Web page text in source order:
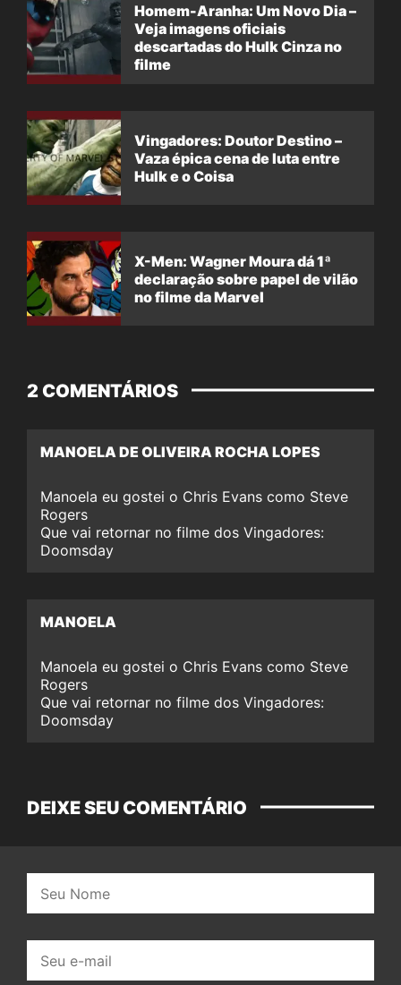
Homem-Aranha: Um Novo Dia –
Veja imagens oficiais
descartadas do Hulk Cinza no
filme
Vingadores: Doutor Destino –
Vaza épica cena de luta entre
Hulk e o Coisa
X-Men: Wagner Moura dá 1ª
declaração sobre papel de vilão
no filme da Marvel
2 COMENTÁRIOS
MANOELA DE OLIVEIRA ROCHA LOPES
Manoela eu gostei o Chris Evans como Steve
Rogers
Que vai retornar no filme dos Vingadores:
Doomsday
MANOELA
Manoela eu gostei o Chris Evans como Steve
Rogers
Que vai retornar no filme dos Vingadores:
Doomsday
DEIXE SEU COMENTÁRIO
mail: